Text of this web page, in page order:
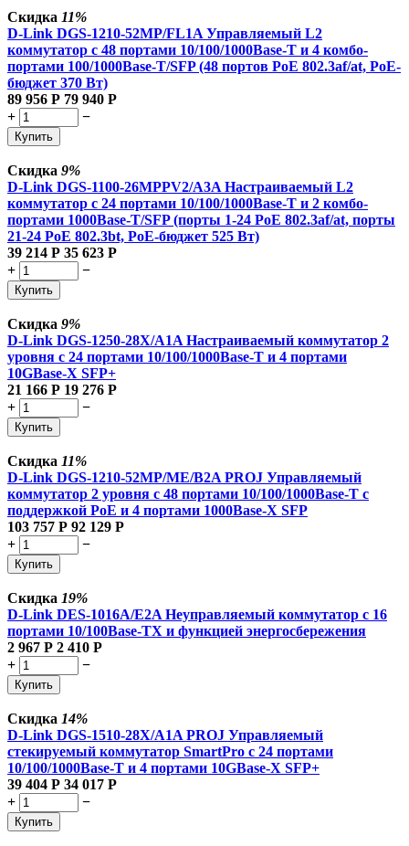
Скидка 11%
D-Link DGS-1210-52MP/FL1A Управляемый L2
коммутатор с 48 портами 10/100/1000Base-T и 4 комбо-
портами 100/1000Base-T/SFP (48 портов PoE 802.3af/at, PoE-
бюджет 370 Вт)
89 956 Р 79 940 Р
+
−
Купить
Скидка 9%
D-Link DGS-1100-26MPPV2/A3A Настраиваемый L2
коммутатор с 24 портами 10/100/1000Base-T и 2 комбо-
портами 1000Base-T/SFP (порты 1-24 PoE 802.3af/at, порты
21-24 PoE 802.3bt, PoE-бюджет 525 Вт)
39 214 Р 35 623 Р
+
−
Купить
Скидка 9%
D-Link DGS-1250-28X/A1A Настраиваемый коммутатор 2
уровня c 24 портами 10/100/1000Base-T и 4 портами
10GBase-X SFP+
21 166 Р 19 276 Р
+
−
Купить
Скидка 11%
D-Link DGS-1210-52MP/ME/B2A PROJ Управляемый
коммутатор 2 уровня с 48 портами 10/100/1000Base-T с
поддержкой PoE и 4 портами 1000Base-X SFP
103 757 Р 92 129 Р
+
−
Купить
Скидка 19%
D-Link DES-1016A/E2A Неуправляемый коммутатор с 16
портами 10/100Base-TX и функцией энергосбережения
2 967 Р 2 410 Р
+
−
Купить
Скидка 14%
D-Link DGS-1510-28X/A1A PROJ Управляемый
стекируемый коммутатор SmartPro с 24 портами
10/100/1000Base-T и 4 портами 10GBase-X SFP+
39 404 Р 34 017 Р
+
−
Купить